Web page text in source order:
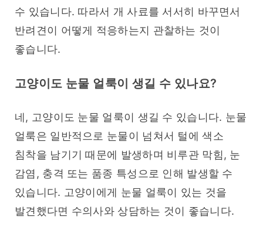
수 있습니다. 따라서 개 사료를 서서히 바꾸면서
반려견이 어떻게 적응하는지 관찰하는 것이
좋습니다.
고양이도 눈물 얼룩이 생길 수 있나요?
네, 고양이도 눈물 얼룩이 생길 수 있습니다. 눈물
얼룩은 일반적으로 눈물이 넘쳐서 털에 색소
침착을 남기기 때문에 발생하며 비루관 막힘, 눈
감염, 충격 또는 품종 특성으로 인해 발생할 수
있습니다. 고양이에게 눈물 얼룩이 있는 것을
발견했다면 수의사와 상담하는 것이 좋습니다.